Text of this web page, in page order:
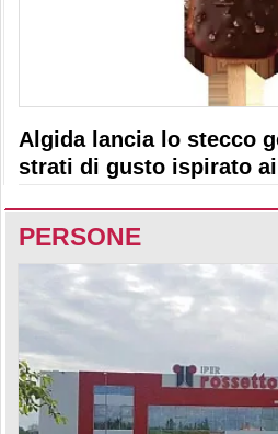
Algida lancia lo stecco
strati di gusto ispirato
PERSONE